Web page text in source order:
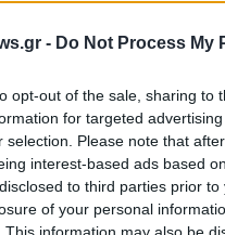
- Do Not Process My
opt-out of the sale, sharing
for targeted
selection. Please note that
interest-based ads based
to third parties prior
of your personal
This information may also be
καφενέ τ’
ψαθάδικα
πόρτα του
πιο φτωχικό σ’ όλη
και τα
γιατί η λάμπα,